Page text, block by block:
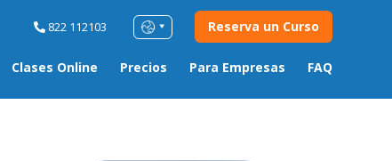
Clases Online Precios Para Empresas FAQ
822 112103 Reserva un Curso